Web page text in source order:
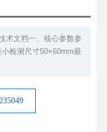
文档 ​一、核心参数 ​参
检测尺寸50×60mm最